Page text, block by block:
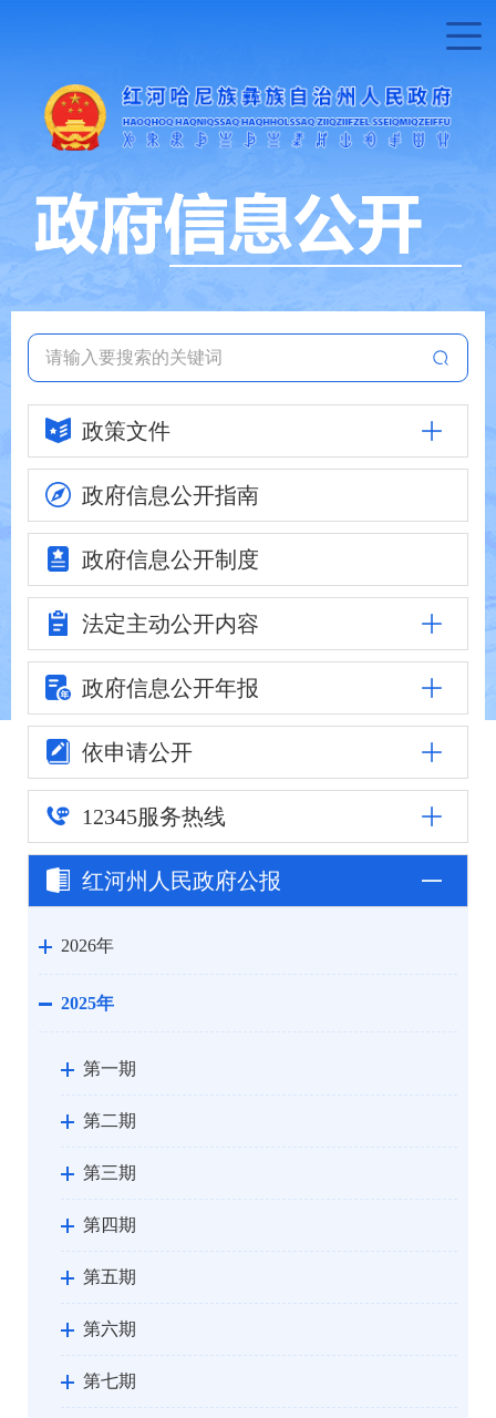
政策文件
政府信息公开指南
政府信息公开制度
法定主动公开内容
政府信息公开年报
依申请公开
12345服务热线
红河州人民政府公报
2026年
2025年
第一期
第二期
第三期
第四期
第五期
第六期
第七期